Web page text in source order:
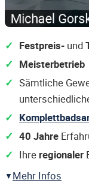
Festpreis- und
Meisterbetrieb
Sämtliche
40 Jahre
Ihre regionaler
Mehr Infos